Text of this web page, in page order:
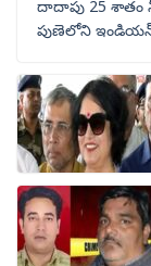
దాదాపు 25 శాతం
పుణెలోని